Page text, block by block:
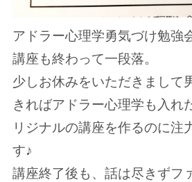
アドラー心理学勇気づけ勉強
講座も終わって一段落。
少しお休みをいただきまして
きればアドラー心理学も入れ
リジナルの講座を作るのに注
す♪
講座終了後も、話は尽きずフ